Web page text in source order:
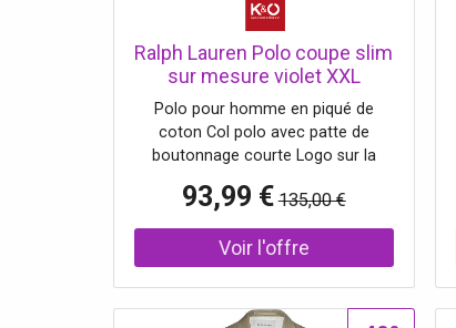
Ralph Lauren Polo coupe slim
sur mesure violet XXL
Polo pour homme en piqué de
coton Col polo avec patte de
boutonnage courte Logo sur la
Coupe slim Nom de la couleur :
Powder Purple Composition : 95 %
coton, 5 % élasthanne
93,99 € 135,00 €